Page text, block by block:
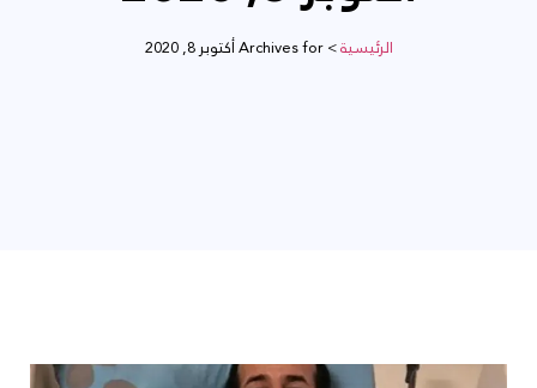
الرئيسية>Archives for أكتوبر 8, 2020